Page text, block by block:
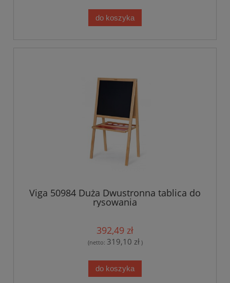
do koszyka
Viga 50984 Duża Dwustronna tablica do
rysowania
392,49 zł
(netto: 319,10 zł)
do koszyka